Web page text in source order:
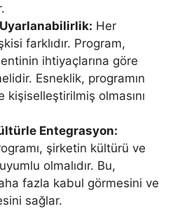
Her
farklıdır. Program,
ihtiyaçlarına göre
Esneklik, programın
kişiselleştirilmiş olmasını
Entegrasyon:
şirketin kültürü ve
olmalıdır. Bu,
fazla kabul görmesini ve
sağlar.